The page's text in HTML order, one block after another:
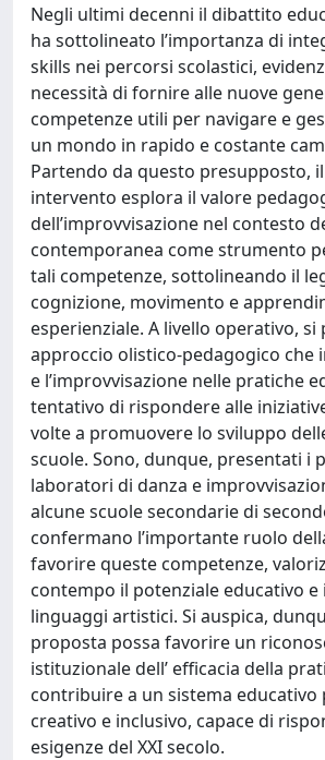
Negli ultimi decenni il dibattito
ha sottolineato l’importanza di
skills nei percorsi scolastici,
necessità di fornire alle nuove
competenze utili per navigare e
un mondo in rapido e costante
Partendo da questo presupposto,
intervento esplora il valore
dell’improvvisazione nel contesto
contemporanea come strumento
tali competenze, sottolineando il
cognizione, movimento e
esperienziale. A livello operativo,
approccio olistico-pedagogico che
e l’improvvisazione nelle pratiche
tentativo di rispondere alle
volte a promuovere lo sviluppo
scuole. Sono, dunque, presentati i
laboratori di danza e
alcune scuole secondarie di
confermano l’importante ruolo
favorire queste competenze,
contempo il potenziale educativo e
linguaggi artistici. Si auspica,
proposta possa favorire un
istituzionale dell’ efficacia della
contribuire a un sistema educativo
creativo e inclusivo, capace di
esigenze del XXI secolo.